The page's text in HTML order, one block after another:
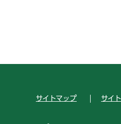
サイトマップ サイ